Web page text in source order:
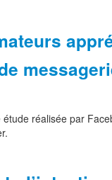
étude réalisée par